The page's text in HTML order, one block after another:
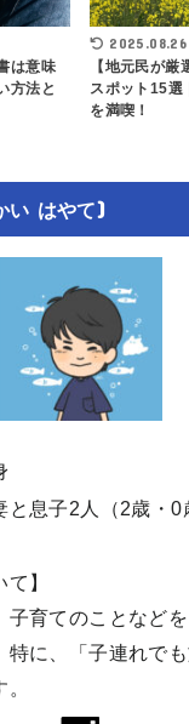
は意味
方法と
2025.08.26
【地元民が
スポット15選
を満喫！
い はやて)
と息子2人（2歳・
】
子育てのことなど
特に、「子連れで